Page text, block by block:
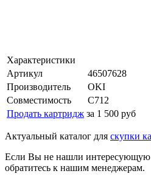
Характеристики
Артикул
46507628
Производитель
OKI
Совместимость
C712
Продать картридж за 1 500 руб
Актуальный каталог для скупки
Если Вы не нашли интересующую
обратитесь к нашим менеджерам.